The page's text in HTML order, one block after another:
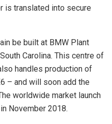
is translated into secure
be built at BMW Plant
Carolina. This centre of
handles production of
– and will soon add the
worldwide market launch
November 2018.